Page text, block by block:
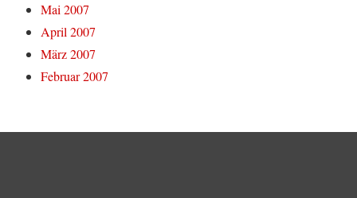
Mai 2007
April 2007
März 2007
Februar 2007